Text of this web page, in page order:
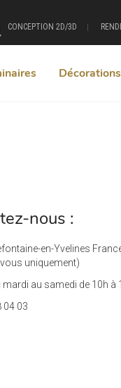
CONCEPTION 2D/3D
Décorations
nous :
en-Yvelines
uniquement)
mardi au samedi de 10h à
04 03